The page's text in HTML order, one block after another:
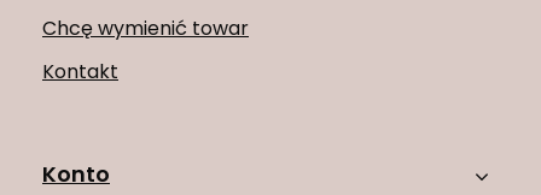
Chcę wymienić towar
Kontakt
Konto